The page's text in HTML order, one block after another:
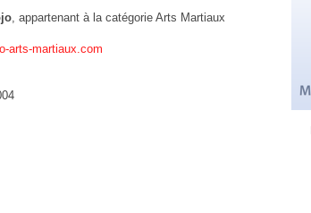
, appartenant à la catégorie Arts Martiaux
arts-martiaux.com